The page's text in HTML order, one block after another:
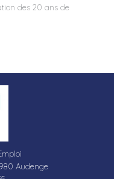
des 20 ans de
Audenge